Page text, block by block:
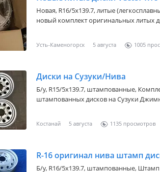
Новая, R16/5x139.7, литые
новый комплект оригинальных литых
Усть-Каменогорск 5 августа 1005
Диски на Сузуки/Нива
Б/у, R15/5x139.7, штампованные,
штампованных дисков на Сузуки
Костанай 5 августа 1135
R-16 оригинал нива штамп
Б/у, R16/5x139.7, штампованные,